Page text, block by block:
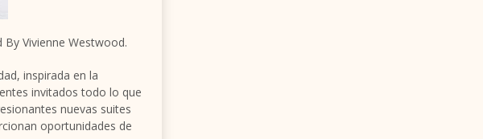
Vivienne Westwood.
inspirada en la
invitados todo lo que
nuevas suites
oportunidades de